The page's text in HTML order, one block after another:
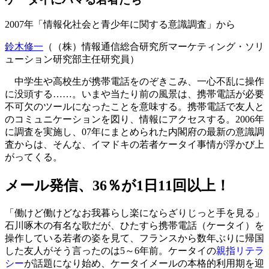
2007年「情報化社会と青少年に関する意識調査」から
鈴木修一 （（株）情報通信総合研究所マーケティング・ソリ
ューション研究部主任研究員）
中学生や高校生が携帯電話をのぞきこみ、一心不乱に操作
に没頭する……。いまや当たり前の風景は、携帯電話が必要
不可欠のツールになったことを意味する。携帯電話で友人と
のコミュニケーションを図り、情報にアクセスする。2006年
に調査を実施し、07年にまとめられた内閣府の最新の意識調
査からは、そんな、イマドキの若者ケータイ事情が浮かび上
がってくる。
メール発信、36％が1日11回以上！
「働けど働けどなお我暮らし楽にならざりじっと手を見る」
石川啄木の有名な歌だが、ひたすら携帯電話（ケータイ）を
操作している若者の姿を見て、フランスから数年ぶりに帰国
した友人がそう言ったのは5～6年前。ケータイの親指リテラ
シーが話題になり始め、ケータイメールの本格的利用期を迎